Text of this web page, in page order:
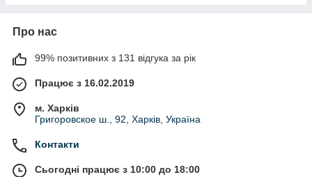
Про нас
99% позитивних з 131 відгука за рік
Працює з 16.02.2019
м. Харків
Григоровское ш., 92, Харків, Україна
Контакти
Сьогодні працює з 10:00 до 18:00